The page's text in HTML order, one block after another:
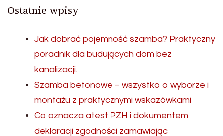
Ostatnie wpisy
Jak dobrać pojemność szamba? Praktyczny
poradnik dla budujących dom bez
kanalizacji.
Szamba betonowe – wszystko o wyborze i
montażu z praktycznymi wskazówkami
Co oznacza atest PZH i dokumentem
deklaracji zgodności zamawiając